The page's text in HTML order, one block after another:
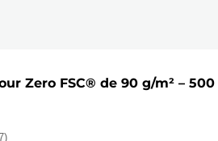
Zero FSC® de 90 g/m² – 500